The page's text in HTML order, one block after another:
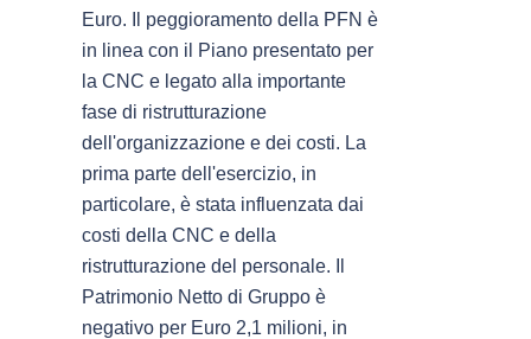
Euro. Il peggioramento della PFN è
in linea con il Piano presentato per
la CNC e legato alla importante
fase di ristrutturazione
dell'organizzazione e dei costi. La
prima parte dell'esercizio, in
particolare, è stata influenzata dai
costi della CNC e della
ristrutturazione del personale. Il
Patrimonio Netto di Gruppo è
negativo per Euro 2,1 milioni, in